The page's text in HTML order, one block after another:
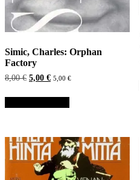
Simic, Charles: Orphan
Factory
8,00€ Alkuperäinen
oli:
8,00 €.
5,00 €Nykyinen
on:
5,00 €.
5,00 €